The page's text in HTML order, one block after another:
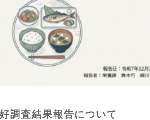
調査結果報告について